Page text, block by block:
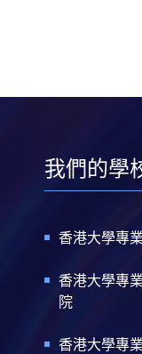
我們的學
香港大學專
香港大學專
院
香港大學專